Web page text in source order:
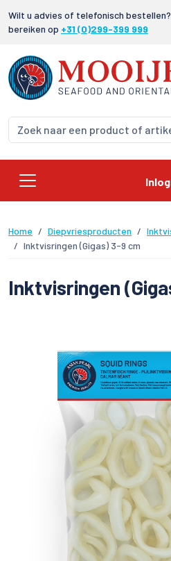
Wilt u advies of telefonisch
bereiken op +31 (0)299-399 999
Home Diepvriesproducten
Inktvisringen (Gigas) 3-9 cm
Inktvisringen